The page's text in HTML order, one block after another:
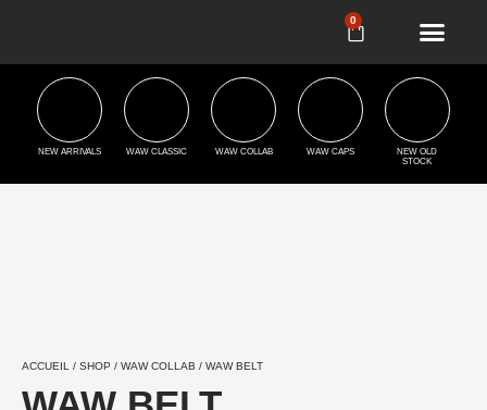
0
NEW ARRIVALS WAW CLASSIC WAW COLLAB WAW CAPS
NEW OLD
STOCK
ACCUEIL / SHOP / WAW COLLAB / WAW BELT